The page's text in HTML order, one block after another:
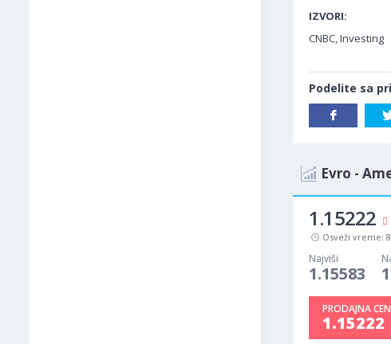
IZVORI:
CNBC, Investing
Podelite sa
Evro -
1.15222
Osveži vreme:
Najviši
1.15583
PRODAJNA
1.15222